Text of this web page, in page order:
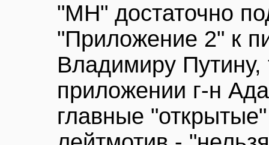
"МН" достаточно
"Приложение 2" к
Владимиру Путину,
приложении г-н
главные